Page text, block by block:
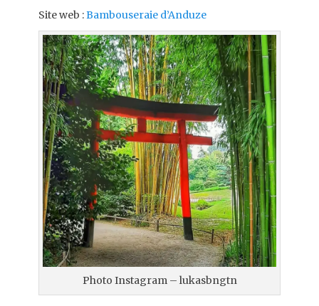
Site web :Bambouseraie d’Anduze
Photo Instagram – lukasbngtn